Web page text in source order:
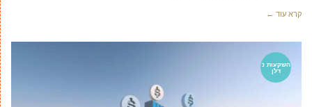
קרא עוד ←
השקעות נ
דלן